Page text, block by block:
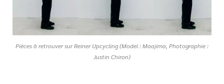
Pièces à retrouver sur Reiner Upcycling (Model : Maajima, Photographie :
Justin Chiron)